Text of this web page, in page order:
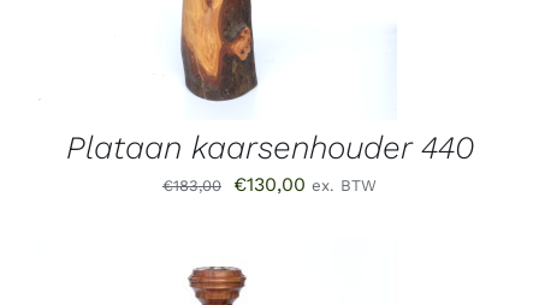
Plataan kaarsenhouder 440
€183,00
Oorspronkelijke
€183,00.
€130,00 Huidige
ex. BTW